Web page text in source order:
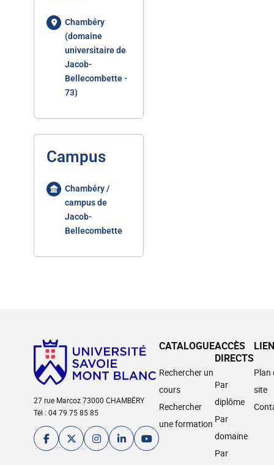
Chambéry
(domaine
universitaire de
Jacob-
Bellecombette -
73)
Campus
Chambéry /
campus de
Jacob-
Bellecombette
27 rue Marcoz 73000 CHAMBÉRY
Tél : 04 79 75 85 85
CATALOGUE
Rechercher un
cours
Rechercher
une formation
ACCÈS
DIRECTS
Par
diplôme
Par
domaine
Par
Plan
site